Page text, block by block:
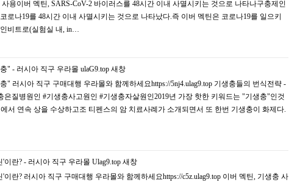
용이버 멕틴, SARS-CoV-2 바이러스를 48시간 이내 사멸시키는 것으로 나타나구충제인
로나19를 48시간 이내 사멸시키는 것으로 나타났다.즉 이버 멕틴은 코로나19를 일으키
비트로(실험실 내, in…
" - 러시아 직구 우라몰 ulaG9.top 새창
" 러시아 직구 구매대행 우라몰와 함께하세요https://5nj4.ulag9.top 기생충들의 번식전략 -
질병원인 #기생충사고원인 #기생충자살원인2019년 가장 핫한 키워드는 "기생충"인것
서 연속 상을 수상하고조 티펜스의 암 치료사례가 소개되면서 또 한번 기생충이 화제다.
란? - 러시아 직구 우라몰 Ulag9.top 새창
란? 러시아 직구 구매대행 우라몰와 함께하세요https://c5z.ulag9.top 이버 멕틴, 기생충 사